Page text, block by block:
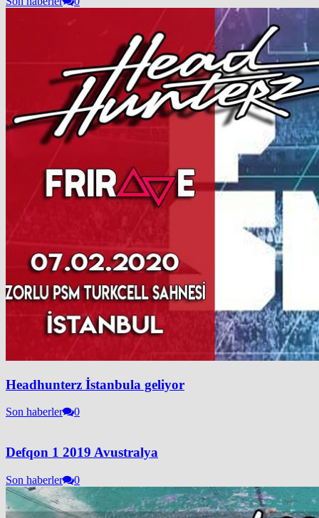
Headhunterz İstanbula geliyor
Son haberler 0
Defqon 1 2019 Avustralya
Son haberler 0